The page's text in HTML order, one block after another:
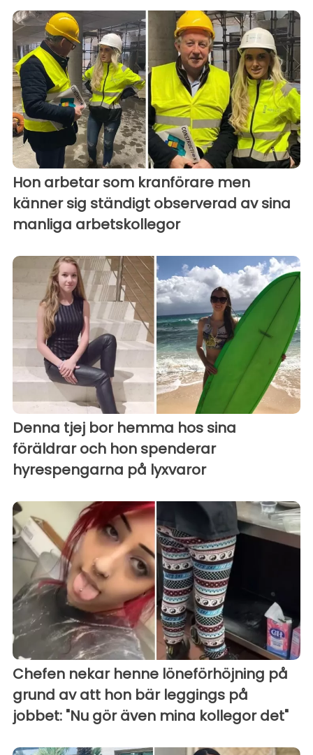
Hon arbetar som kranförare men
känner sig ständigt observerad av sina
manliga arbetskollegor
Denna tjej bor hemma hos sina
föräldrar och hon spenderar
hyrespengarna på lyxvaror
Chefen nekar henne löneförhöjning på
grund av att hon bär leggings på
jobbet: "Nu gör även mina kollegor det"